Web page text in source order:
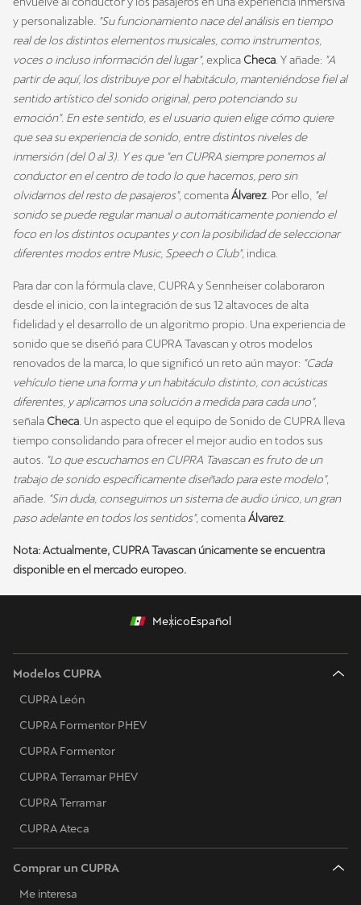
y personalizable. "Su funcionamiento nace del análisis en tiempo
real de los distintos elementos musicales, como instrumentos,
voces o incluso información del lugar", explica Checa. Y añade: "A
partir de aquí, los distribuye por el habitáculo, manteniéndose fiel al
sentido artístico del sonido original, pero potenciando su
emoción". En este sentido, es el usuario quien elige cómo quiere
que sea su experiencia de sonido, entre distintos niveles de
inmersión (del 0 al 3). Y es que "en CUPRA siempre ponemos al
conductor en el centro de todo lo que hacemos, pero sin
olvidarnos del resto de pasajeros", comentaÁlvarez. Por ello, "el
sonido se puede regular manual o automáticamente poniendo el
foco en los distintos ocupantes y con la posibilidad de seleccionar
diferentes modos entre Music, Speech o Club", indica.
Para dar con la fórmula clave, CUPRA y Sennheiser colaboraron
desde el inicio, con la integración de sus 12 altavoces de alta
fidelidad y el desarrollo de un algoritmo propio. Una experiencia de
sonido que se diseñó para CUPRA Tavascan y otros modelos
renovados de la marca, lo que significó un reto aún mayor: "Cada
vehículo tiene una forma y un habitáculo distinto, con acústicas
diferentes, y aplicamos una solución a medida para cada uno",
señala Checa. Un aspecto que el equipo de Sonido de CUPRA lleva
tiempo consolidando para ofrecer el mejor audio en todos sus
autos. "Lo que escuchamos en CUPRA Tavascan es fruto de un
trabajo de sonido específicamente diseñado para este modelo",
añade. "Sin duda, conseguimos un sistema de audio único, un gran
paso adelante en todos los sentidos", comentaÁlvarez.
Nota: Actualmente, CUPRA Tavascan únicamente se encuentra
disponible en el mercado europeo.
MexicoEspañol
Modelos CUPRA
CUPRA León
CUPRA Formentor PHEV
CUPRA Formentor
CUPRA Terramar PHEV
CUPRA Terramar
CUPRA Ateca
Comprar un CUPRA
Me interesa